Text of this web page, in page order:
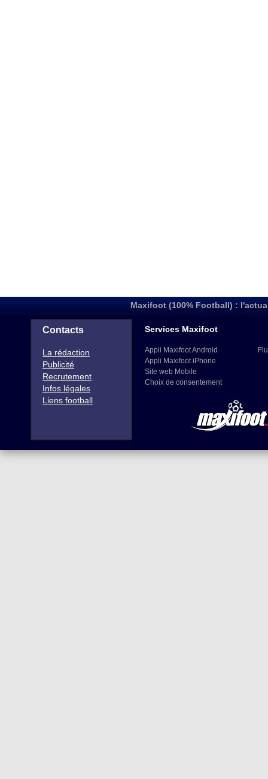
Maxifoot (100% Football) :
Contacts
La rédaction
Publicité
Recrutement
Infos légales
Liens football
Services Maxifoot
Appli Maxifoot Android
Appli Maxifoot iPhone
Site web Mobile
Choix de consentement